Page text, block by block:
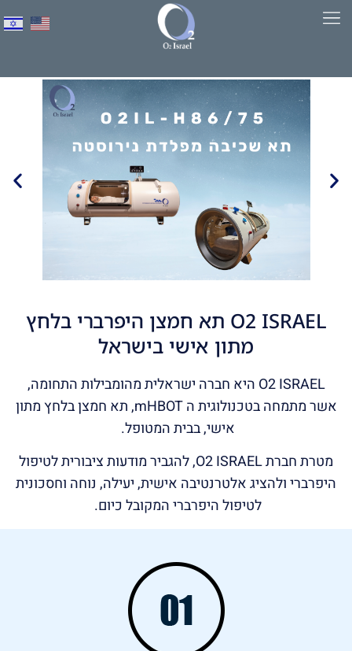
לתוכן
O2 ISRAEL תא חמצן היפרברי בלחץ
מתון אישי בישראל
O2 ISRAEL היא חברה ישראלית מהומבילות התחומה,
אשר מתמחה בטכנולוגית ה mHBOT, תא חמצן בלחץ מתון
אישי, בבית המטופל.
מטרת חברת O2 ISRAEL, להגביר מודעות ציבורית לטיפול
היפרברי ולהציג אלטרנטיבה אישית, יעילה, נוחה וחסכונית
לטיפול היפרברי המקובל כיום.